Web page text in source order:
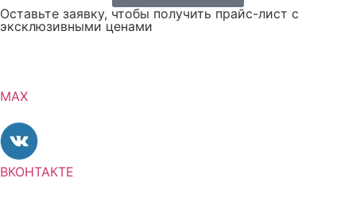
Оставьте заявку, чтобы получить прайс-лист с
эксклюзивными ценами
MAX
ВКОНТАКТЕ